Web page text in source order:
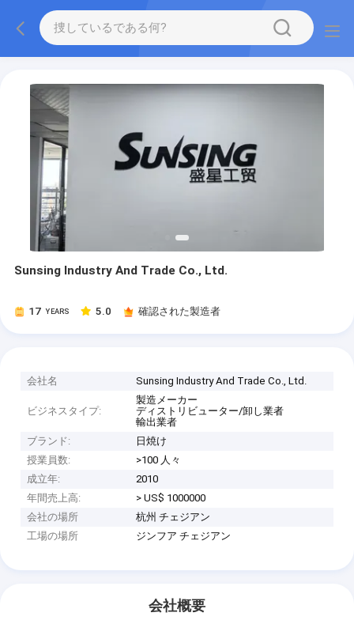
Sunsing Industry And Trade Co., Ltd.
17 YEARS 5.0 確認された製造者
会社名 Sunsing Industry And Trade Co., Ltd.
ビジネスタイプ:
製造メーカー
ディストリビューター/卸し業者
輸出業者
ブランド:
日焼け
授業員数:
>100 人々
成立年:
2010
年間売上高:
> US$ 1000000
会社の場所
杭州 チェジアン
工場の場所
ジンフア チェジアン
会社概要